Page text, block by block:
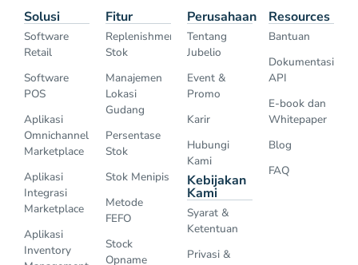
Solusi
Software
Retail
Software
POS
Aplikasi
Omnichannel
Marketplace
Aplikasi
Integrasi
Marketplace
Aplikasi
Inventory
Fitur
Replenishment
Stok
Manajemen
Lokasi
Gudang
Persentase
Stok
Stok Menipis
Metode
FEFO
Stock
Opname
Perusahaan
Tentang
Jubelio
Event &
Promo
Karir
Hubungi
Kami
Kebijakan
Kami
Syarat &
Ketentuan
Privasi &
Resources
Bantuan
Dokumentasi
API
E-book dan
Whitepaper
Blog
FAQ